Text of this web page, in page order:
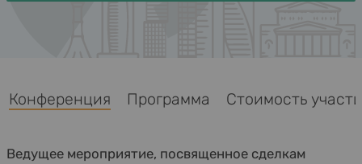
Программа Стоимость участия
Ведущее мероприятие, посвященное сделкам